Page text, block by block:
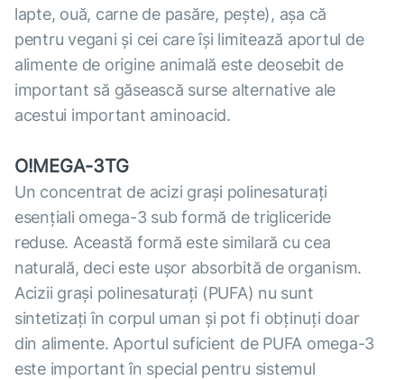
lapte, ouă, carne de pasăre, pește), așa că
pentru vegani și cei care își limitează aportul de
alimente de origine animală este deosebit de
important să găsească surse alternative ale
acestui important aminoacid.
O!MEGA-3TG
Un concentrat de acizi grași polinesaturați
esențiali omega-3 sub formă de trigliceride
reduse. Această formă este similară cu cea
naturală, deci este ușor absorbită de organism.
Acizii grași polinesaturați (PUFA) nu sunt
sintetizați în corpul uman și pot fi obținuți doar
din alimente. Aportul suficient de PUFA omega-3
este important în special pentru sistemul